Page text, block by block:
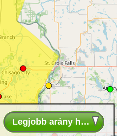
Legjobb arány helyek